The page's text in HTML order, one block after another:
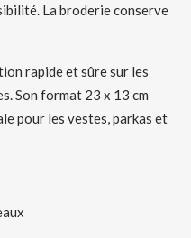
La broderie conserve
rapide et sûre sur les
Son format 23 x 13 cm
pour les vestes, parkas et